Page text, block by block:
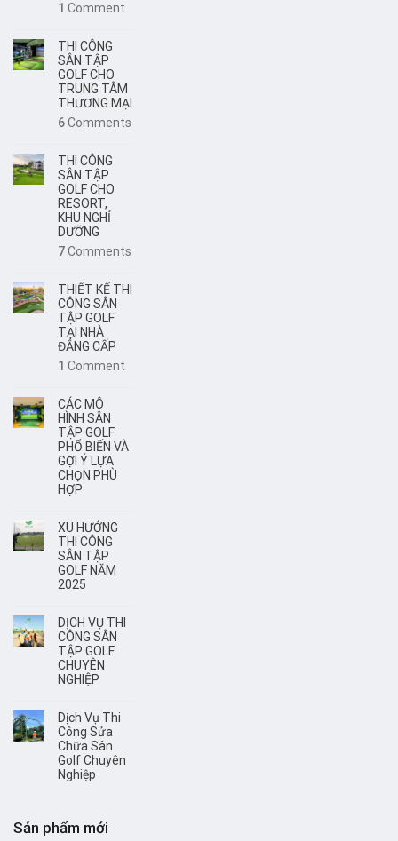
1 Comment
THI CÔNG
SÂN TẬP
GOLF CHO
TRUNG TÂM
THƯƠNG MẠI
6Comments
THI CÔNG
SÂN TẬP
GOLF CHO
RESORT,
KHU NGHỈ
DƯỠNG
7Comments
THIẾT KẾ THI
CÔNG SÂN
TẬP GOLF
TẠI NHÀ
ĐẲNG CẤP
1 Comment
CÁC MÔ
HÌNH SÂN
TẬP GOLF
PHỔ BIẾN VÀ
GỢI Ý LỰA
CHỌN PHÙ
HỢP
XU HƯỚNG
THI CÔNG
SÂN TẬP
GOLF NĂM
2025
DỊCH VỤ THI
CÔNG SÂN
TẬP GOLF
CHUYÊN
NGHIỆP
Dịch Vụ Thi
Công Sửa
Chữa Sân
Golf Chuyên
Nghiệp
Sản phẩm mới